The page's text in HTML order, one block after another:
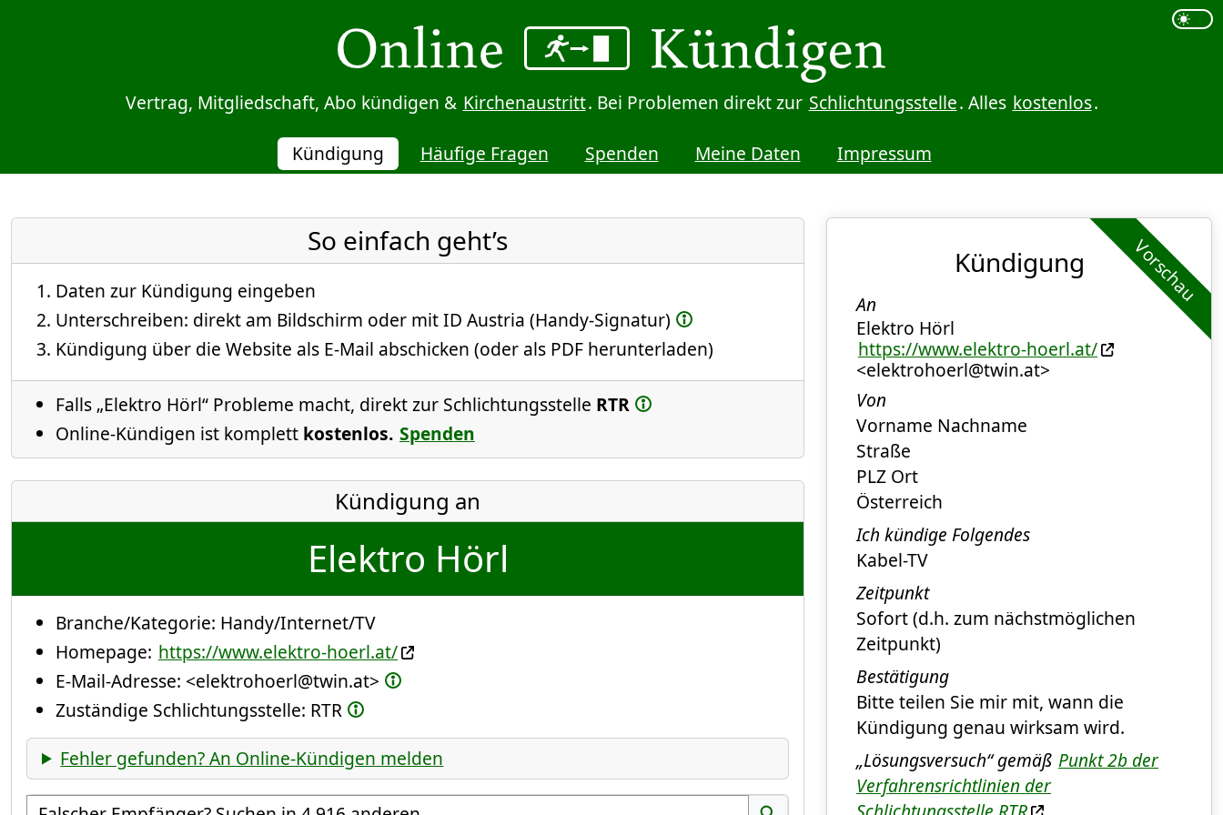
Vertrag, Mitgliedschaft, Abo kündigen & Kirchenaustritt. Bei Problemen direkt zur Schlichtungsstelle. Alles kostenlos.
Kündigung Häufige Fragen Spenden Meine Daten Impressum
So einfach geht’s
Daten zur Kündigung eingeben
Unterschreiben: direkt am Bildschirm oder mit ID Austria (Handy-Signatur)
Kündigung über die Website als E-Mail abschicken (oder als PDF herunterladen)
Falls „Elektro Hörl“ Probleme macht, direkt zur Schlichtungsstelle RTR
Online-Kündigen ist komplett kostenlos. Spenden
Kündigung an
Elektro Hörl
Branche/Kategorie: Handy/Internet/TV
Homepage: https://www.elektro-hoerl.at/
E-Mail-Adresse: <elektrohoerl@twin.at>
Zuständige Schlichtungsstelle: RTR
Fehler gefunden? An Online-Kündigen melden
Empfänger suchen
Vorschau
Kündigung
An
Elektro Hörl
https://www.elektro-hoerl.at/
<elektrohoerl@twin.at>
Von
Vorname Nachname
Straße
PLZ Ort
Österreich
Ich kündige Folgendes
Kabel-TV
Zeitpunkt
Sofort (d.h. zum nächstmöglichen
Zeitpunkt)
Bestätigung
Bitte teilen Sie mir mit, wann die
Kündigung genau wirksam wird.
„Lösungsversuch“ gemäß Punkt 2b der
Verfahrensrichtlinien der